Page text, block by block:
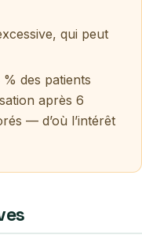
qui peut
des patients
après 6
— d’où l’intérêt